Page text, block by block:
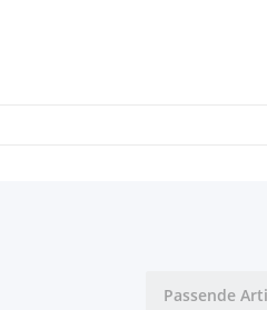
Passende